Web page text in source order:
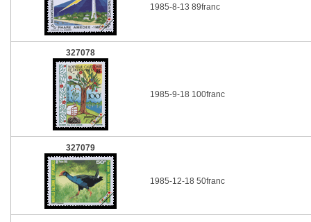
1985-8-13 89franc
327078
1985-9-18 100franc
327079
1985-12-18 50franc